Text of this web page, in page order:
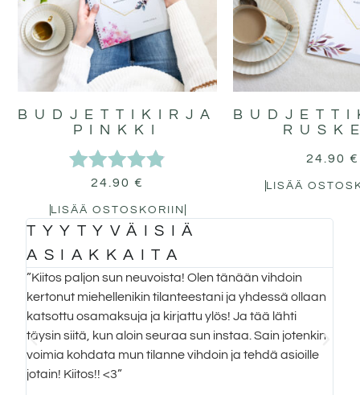
BUDJETTIKIRJA
PINKKI
Arvostelu
tuotteesta:
4.86
/ 5
24.90€
LISÄÄ OSTOSKORIIN
24.90€
LISÄÄ
TYYTYVÄISIÄ
ASIAKKAITA
”Kiitos paljon sun neuvoista! Olen tänään vihdoin
kertonut miehellenikin tilanteestani ja yhdessä ollaan
katsottu osamaksuja ja kirjattu ylös! Ja tää lähti
täysin siitä, kun aloin seuraa sun instaa. Sain jotenkin
voimia kohdata mun tilanne vihdoin ja tehdä asioille
jotain! Kiitos!! <3”